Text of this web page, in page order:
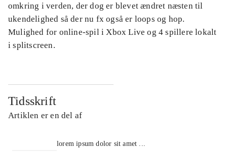
omkring i verden, der dog er blevet ændret næsten til
ukendelighed så der nu fx også er loops og hop.
Mulighed for online-spil i Xbox Live og 4 spillere lokalt
i splitscreen.
Tidsskrift
Artiklen er en del af
lorem ipsum dolor sit amet ...